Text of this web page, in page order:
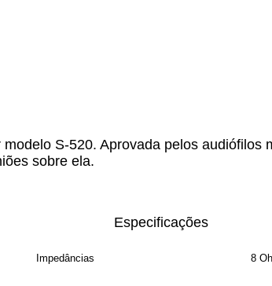
S-520. Aprovada pelos audiófilos
sobre ela.
Especificações
Impedâncias 8